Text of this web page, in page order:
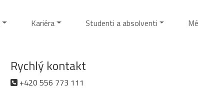
Kariéra Studenti a absolventi
Rychlý kontakt
+420 556 773 111